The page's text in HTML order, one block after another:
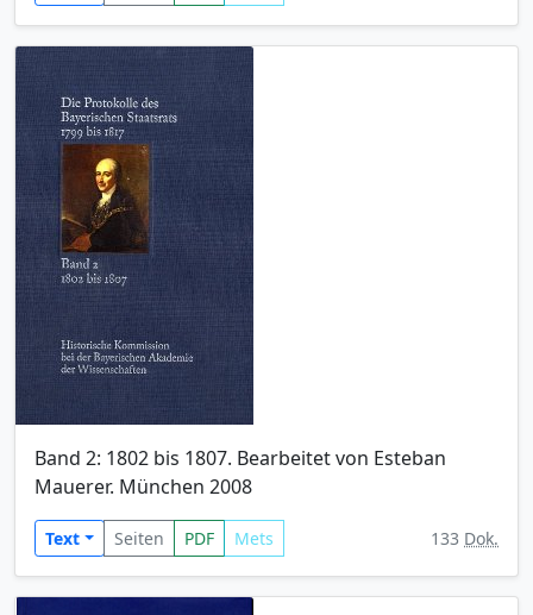
Band 2: 1802 bis 1807. Bearbeitet von Esteban
Mauerer. München 2008
Text Seiten PDF Mets 133 Dok.